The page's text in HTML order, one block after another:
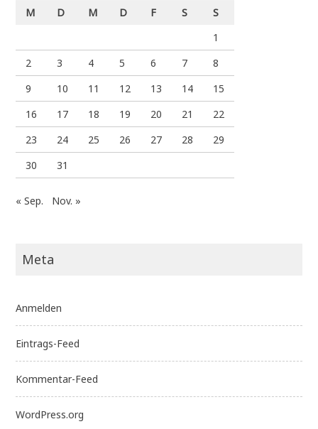
M
D M D F S
S
1
2
3 4 5 6 7
8
9
10 11 12 13 14
15
16
17 18 19 20 21
22
23
24 25 26 27 28
29
30
31
« Sep. Nov. »
Meta
Anmelden
Eintrags-Feed
Kommentar-Feed
WordPress.org